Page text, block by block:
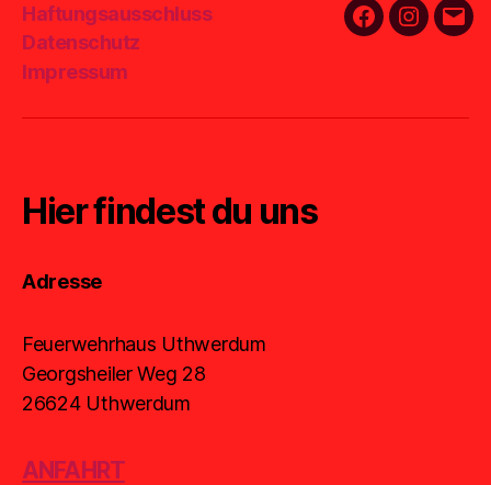
Haftungsausschluss
Datenschutz
Impressum
FacebookE-
Hier findest du uns
Adresse
Feuerwehrhaus Uthwerdum
Georgsheiler Weg 28
26624 Uthwerdum
ANFAHRT